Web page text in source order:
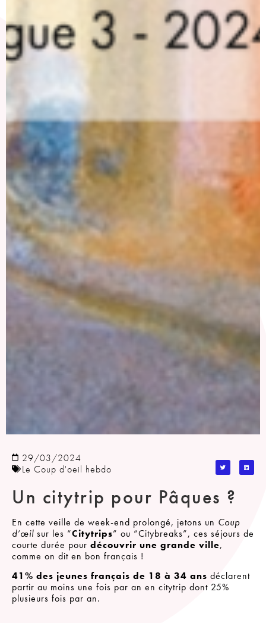
29/03/2024
Le Coup d'oeil hebdo
Un citytrip pour Pâques ?
En cette veille de week-end prolongé, jetons un Coup
d’œil sur les “Citytrips” ou “Citybreaks”, ces séjours de
courte durée pour découvrir une grande ville,
comme on dit en bon français !
41% des jeunes français de 18 à 34 ans déclarent
partir au moins une fois par an en citytrip dont 25%
plusieurs fois par an.